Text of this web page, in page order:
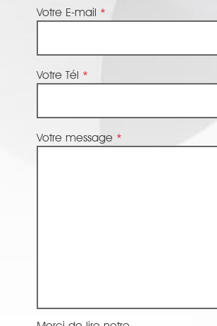
Votre E-mail *
Votre Tél *
Votre message *